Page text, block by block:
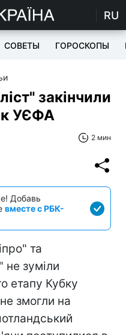
RU
СОВЕТЫ ГОРОСКОПЫ
закінчили
УЄФА
2 мин
Добавь
вместе с РБК-
та
не зуміли
етапу Кубку
змогли на